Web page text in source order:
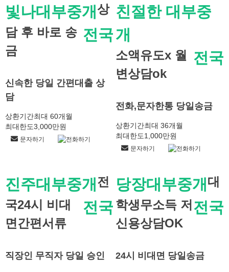
빛나대부중개
전국
상
담 후 바로 송
금
신속한 당일 간편대출 상
담
상환기간최대 60개월
최대한도3,000만원
문자하기 전화하기
친절한 대부중
개
전국
소액유도x 월
변상담ok
전화,문자한통 당일송금
상환기간최대 36개월
최대한도1,000만원
문자하기 전화하기
진주대부중개
전국
전
국24시 비대
면간편서류
직장인 무직자 당일 승인
당장대부중개
전국
대
학생무소득 저
신용상담OK
24시 비대면 당일송금